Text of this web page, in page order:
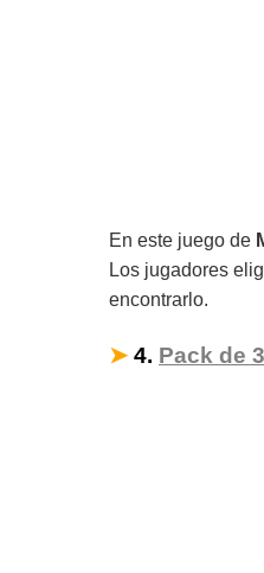
En este juego de
Los jugadores
encontrarlo.
➤ 4. Pack de